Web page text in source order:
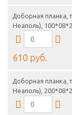
Доборная планка,
Неаполь),
610 руб.
Доборная планка,
Неаполь),